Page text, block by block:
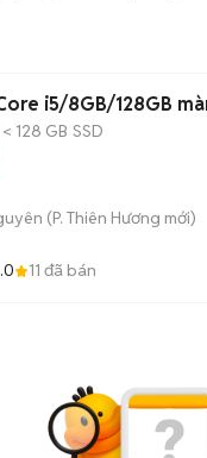
i5/8GB/128GB
< 128 GB SSD
(P. Thiên Hương mới)
11 đã bán